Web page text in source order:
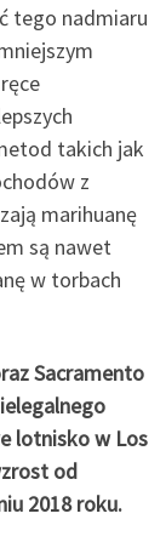
tego nadmiaru
takich jak
z
marihuanę
są nawet
w torbach
Sacramento
lotnisko w Los
od
2018 roku.